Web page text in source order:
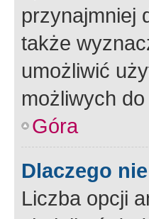
przynajmniej
także
umożliwić
możliwych
Góra
Dlaczego
Liczba opcji